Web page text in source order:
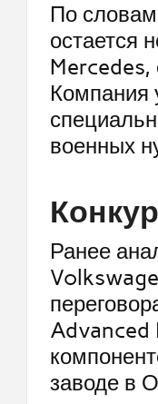
По
остается
Mercedes,
Компания
военных
Ранее
Advanced
заводе в